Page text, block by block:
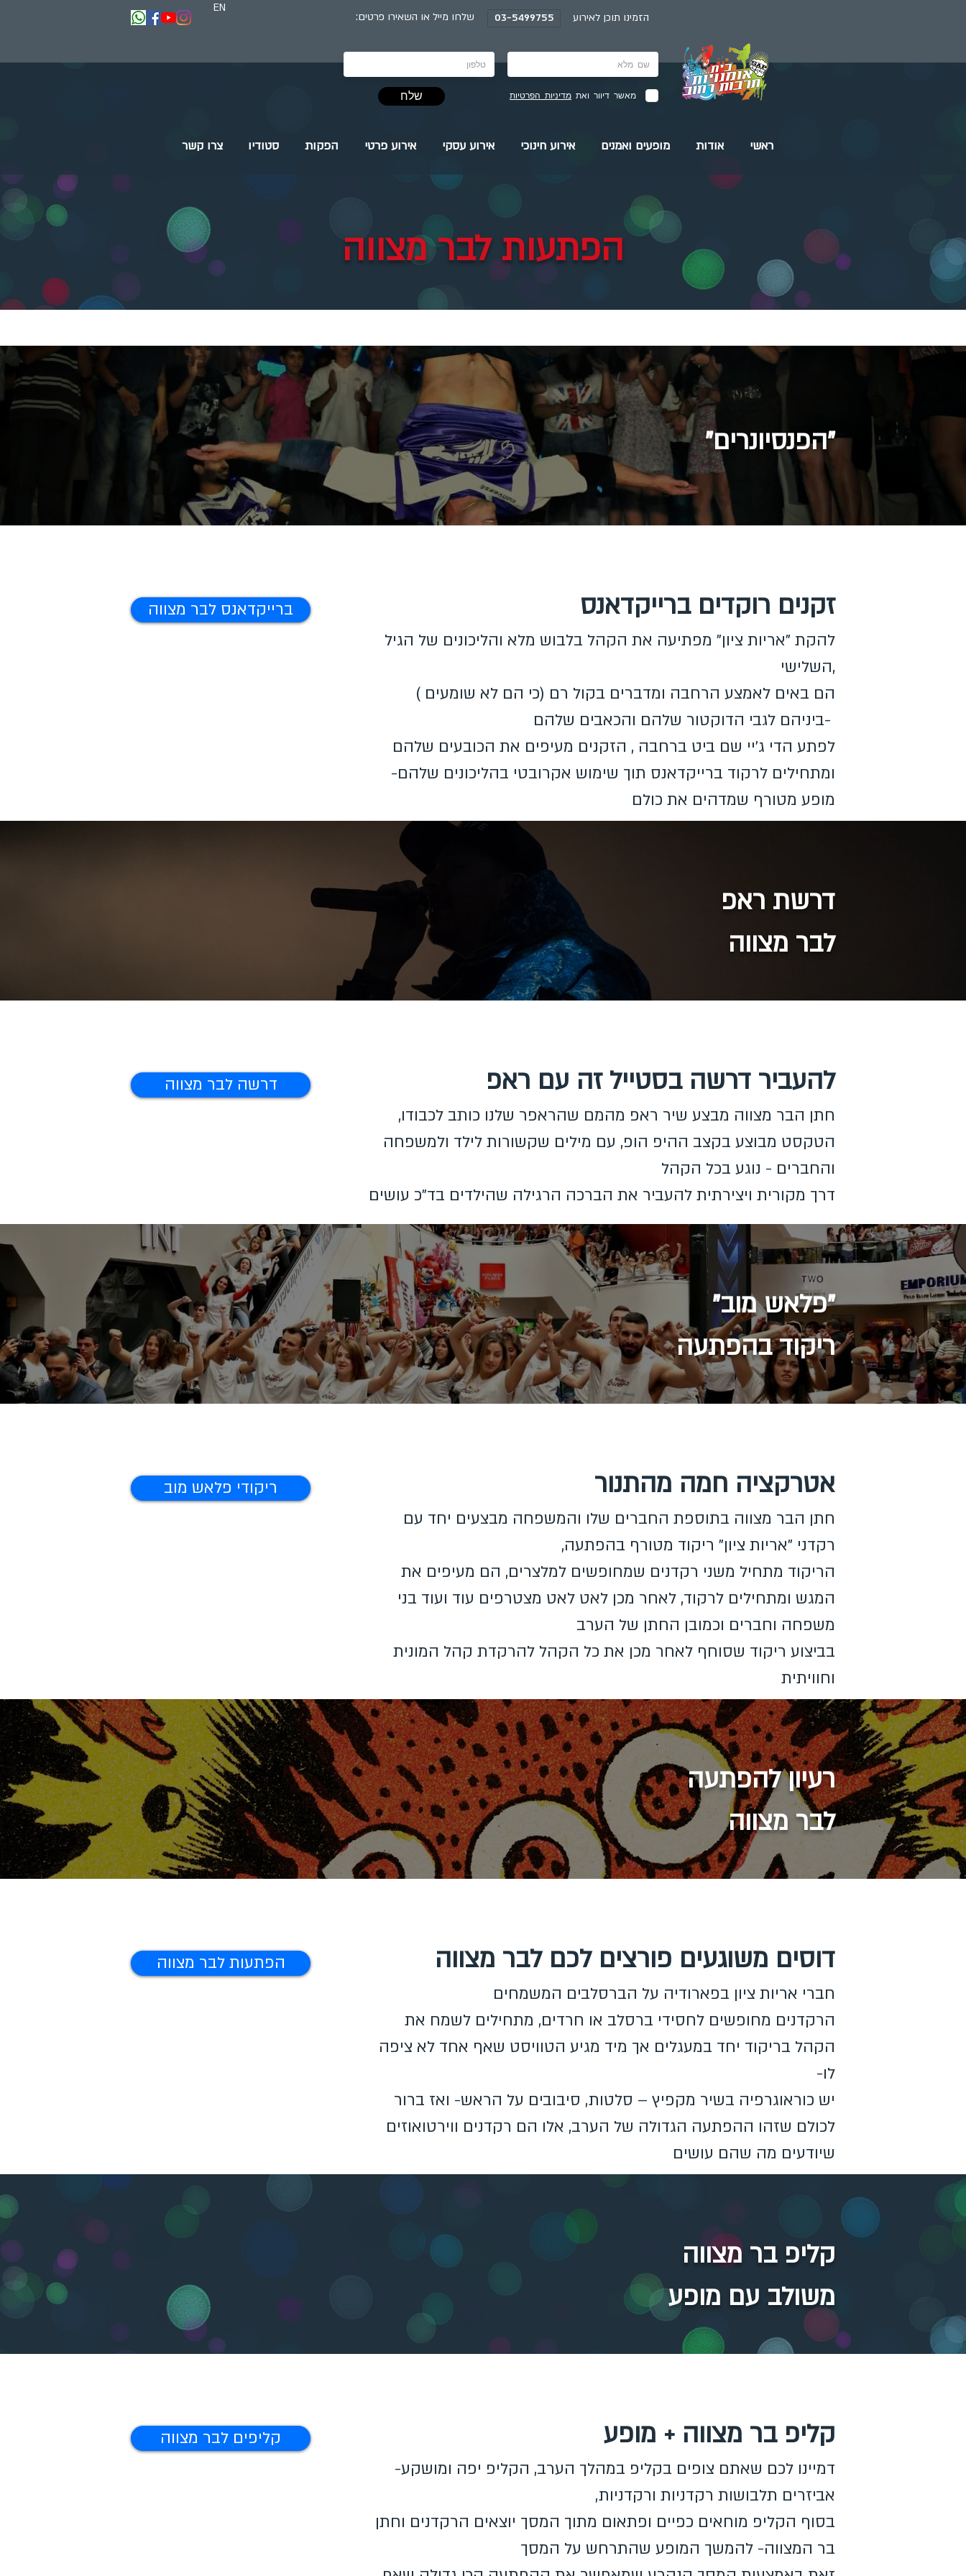
EN
:שלחו מייל או השאירו פרטים 03-5499755 הזמינו תוכן לאירוע
שלח מאשר דיוור ואת מדיניות הפרטיות
ראשי אודות מופעים ואמנים אירוע חינוכי אירוע עסקי אירוע פרטי הפקות סטודיו צרו קשר
הפתעות לבר מצווה
"הפנסיונרים"
ברייקדאנס לבר מצווה זקנים רוקדים ברייקדאנס
להקת "אריות ציון" מפתיעה את הקהל בלבוש מלא והליכונים של הגיל
השלישי,
הם באים לאמצע הרחבה ומדברים בקול רם (כי הם לא שומעים )
ביניהם לגבי הדוקטור שלהם והכאבים שלהם-
לפתע הדי ג'יי שם ביט ברחבה , הזקנים מעיפים את הכובעים שלהם
ומתחילים לרקוד ברייקדאנס תוך שימוש אקרובטי בהליכונים שלהם-
מופע מטורף שמדהים את כולם
דרשת ראפ
לבר מצווה
דרשה לבר מצווה להעביר דרשה בסטייל זה עם ראפ
חתן הבר מצווה מבצע שיר ראפ מהמם שהראפר שלנו כותב לכבודו,
הטקסט מבוצע בקצב ההיפ הופ, עם מילים שקשורות לילד ולמשפחה
והחברים - נוגע בכל הקהל
דרך מקורית ויצירתית להעביר את הברכה הרגילה שהילדים בד"כ עושים
"פלאש מוב"
ריקוד בהפתעה
ריקודי פלאש מוב אטרקציה חמה מהתנור
חתן הבר מצווה בתוספת החברים שלו והמשפחה מבצעים יחד עם
רקדני "אריות ציון" ריקוד מטורף בהפתעה,
הריקוד מתחיל משני רקדנים שמחופשים למלצרים, הם מעיפים את
המגש ומתחילים לרקוד, לאחר מכן לאט לאט מצטרפים עוד ועוד בני
משפחה וחברים וכמובן החתן של הערב
בביצוע ריקוד שסוחף לאחר מכן את כל הקהל להרקדת קהל המונית
וחוויתית
רעיון להפתעה
לבר מצווה
הפתעות לבר מצווה דוסים משוגעים פורצים לכם לבר מצווה
חברי אריות ציון בפארודיה על הברסלבים המשמחים
הרקדנים מחופשים לחסידי ברסלב או חרדים, מתחילים לשמח את
הקהל בריקוד יחד במעגלים אך מיד מגיע הטוויסט שאף אחד לא ציפה
לו-
יש כוראוגרפיה בשיר מקפיץ – סלטות, סיבובים על הראש- ואז ברור
לכולם שזהו ההפתעה הגדולה של הערב, אלו הם רקדנים ווירטואוזים
שיודעים מה שהם עושים
קליפ בר מצווה
משולב עם מופע
קליפים לבר מצווה קליפ בר מצווה + מופע
דמיינו לכם שאתם צופים בקליפ במהלך הערב, הקליפ יפה ומושקע-
אביזרים תלבושות רקדניות ורקדניות,
בסוף הקליפ מוחאים כפיים ופתאום מתוך המסך יוצאים הרקדנים וחתן
בר המצווה- להמשך המופע שהתרחש על המסך